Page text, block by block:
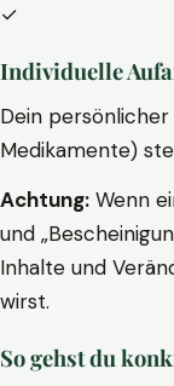
✓
Individuelle
Dein persönlicher
Medikamente)
Achtung: Wenn
und
Inhalte und
wirst.
So gehst du